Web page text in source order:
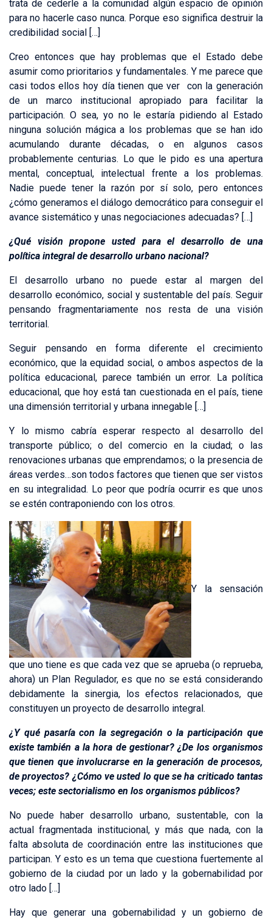
trata de cederle a la comunidad algún espacio de opinión
para no hacerle caso nunca. Porque eso significa destruir la
credibilidad social […]
Creo entonces que hay problemas que el Estado debe
asumir como prioritarios y fundamentales. Y me parece que
casi todos ellos hoy día tienen que ver con la generación
de un marco institucional apropiado para facilitar la
participación. O sea, yo no le estaría pidiendo al Estado
ninguna solución mágica a los problemas que se han ido
acumulando durante décadas, o en algunos casos
probablemente centurias. Lo que le pido es una apertura
mental, conceptual, intelectual frente a los problemas.
Nadie puede tener la razón por sí solo, pero entonces
¿cómo generamos el diálogo democrático para conseguir el
avance sistemático y unas negociaciones adecuadas? […]
¿Qué visión propone usted para el desarrollo de una
política integral de desarrollo urbano nacional?
El desarrollo urbano no puede estar al margen del
desarrollo económico, social y sustentable del país. Seguir
pensando fragmentariamente nos resta de una visión
territorial.
Seguir pensando en forma diferente el crecimiento
económico, que la equidad social, o ambos aspectos de la
política educacional, parece también un error. La política
educacional, que hoy está tan cuestionada en el país, tiene
una dimensión territorial y urbana innegable […]
Y lo mismo cabría esperar respecto al desarrollo del
transporte público; o del comercio en la ciudad; o las
renovaciones urbanas que emprendamos; o la presencia de
áreas verdes…son todos factores que tienen que ser vistos
en su integralidad. Lo peor que podría ocurrir es que unos
se estén contraponiendo con los otros.
Y la sensación
que uno tiene es que cada vez que se aprueba (o reprueba,
ahora) un Plan Regulador, es que no se está considerando
debidamente la sinergia, los efectos relacionados, que
constituyen un proyecto de desarrollo integral.
¿Y qué pasaría con la segregación o la participación que
existe también a la hora de gestionar? ¿De los organismos
que tienen que involucrarse en la generación de procesos,
de proyectos? ¿Cómo ve usted lo que se ha criticado tantas
veces; este sectorialismo en los organismos públicos?
No puede haber desarrollo urbano, sustentable, con la
actual fragmentada institucional, y más que nada, con la
falta absoluta de coordinación entre las instituciones que
participan. Y esto es un tema que cuestiona fuertemente al
gobierno de la ciudad por un lado y la gobernabilidad por
otro lado […]
Hay que generar una gobernabilidad y un gobierno de